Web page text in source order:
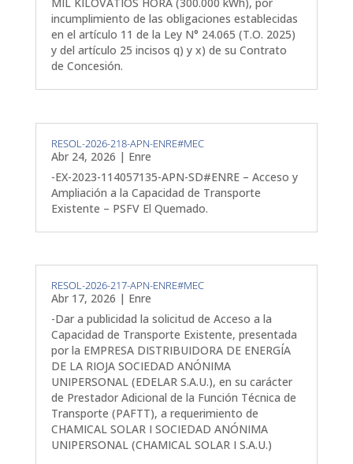
MIL KILOVATIOS HORA (300.000 kWh), por
incumplimiento de las obligaciones establecidas
en el artículo 11 de la Ley N° 24.065 (T.O. 2025)
y del artículo 25 incisos q) y x) de su Contrato
de Concesión.
RESOL-2026-218-APN-ENRE#MEC
Abr 24, 2026 | Enre
-EX-2023-114057135-APN-SD#ENRE – Acceso y
Ampliación a la Capacidad de Transporte
Existente – PSFV El Quemado.
RESOL-2026-217-APN-ENRE#MEC
Abr 17, 2026 | Enre
-Dar a publicidad la solicitud de Acceso a la
Capacidad de Transporte Existente, presentada
por la EMPRESA DISTRIBUIDORA DE ENERGÍA
DE LA RIOJA SOCIEDAD ANÓNIMA
UNIPERSONAL (EDELAR S.A.U.), en su carácter
de Prestador Adicional de la Función Técnica de
Transporte (PAFTT), a requerimiento de
CHAMICAL SOLAR I SOCIEDAD ANÓNIMA
UNIPERSONAL (CHAMICAL SOLAR I S.A.U.)